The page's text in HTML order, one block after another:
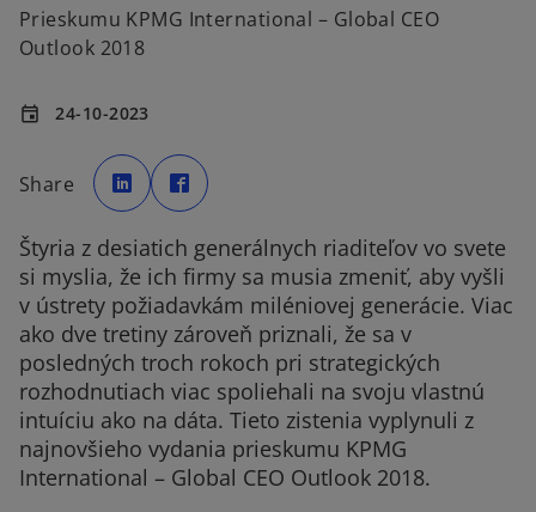
Prieskumu KPMG International – Global CEO
Outlook 2018
event 24-10-2023
Share
o
p
e
n
n
a
n
e
w
t
a
b
p
e
n
a
n
e
w
t
a
b
Štyria z desiatich generálnych riaditeľov vo svete
si myslia, že ich firmy sa musia zmeniť, aby vyšli
v ústrety požiadavkám miléniovej generácie. Viac
ako dve tretiny zároveň priznali, že sa v
posledných troch rokoch pri strategických
rozhodnutiach viac spoliehali na svoju vlastnú
intuíciu ako na dáta. Tieto zistenia vyplynuli z
najnovšieho vydania prieskumu KPMG
International – Global CEO Outlook 2018.